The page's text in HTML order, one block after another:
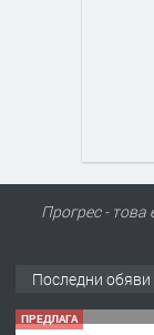
Прогрес - това
Последни обяви
ПРЕДЛАГА